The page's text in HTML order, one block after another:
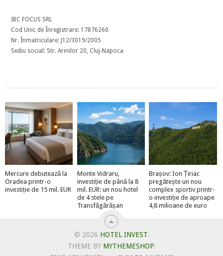
IBC FOCUS SRL
Cod Unic de Înregistrare: 17876260
Nr. Înmatriculare: J12/3019/2005
Sediu social: Str. Arinilor 20, Cluj-Napoca
Mercure debutează la
Oradea printr-o
investiție de 15 mil. EUR
Monte Vidraru,
investiție de până la 8
mil. EUR: un nou hotel
de 4 stele pe
Transfăgărășan
Brașov: Ion Țiriac
pregătește un nou
complex sportiv printr-
o investiție de aproape
4,8 milioane de euro
© 2026 HOTEL INVEST.
THEME BY MYTHEMESHOP.